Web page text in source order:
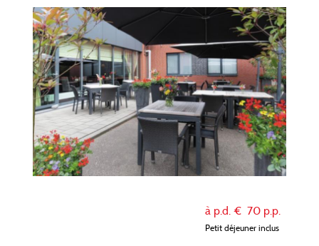
à p.d. € 70 p.p.
Petit déjeuner inclus